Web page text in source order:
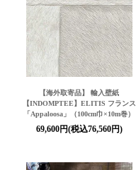
【海外取寄品】 輸入壁紙
【INDOMPTEE】ELITIS フランス
「Appaloosa」（100cm巾×10m巻）
69,600円(税込76,560円)